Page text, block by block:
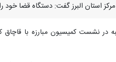
استان البرز گفت: دستگاه قضا
در نشست کمیسیون مبارزه با قاچاق